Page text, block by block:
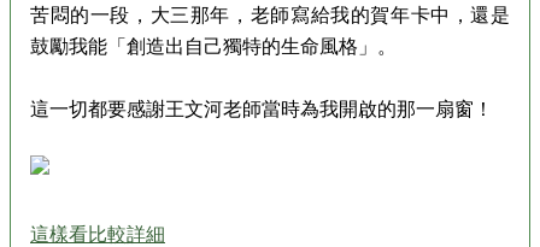
苦悶的一段，大三那年，老師寫給我的賀年卡中，還是
鼓勵我能「創造出自己獨特的生命風格」。
這一切都要感謝王文河老師當時為我開啟的那一扇窗！
這樣看比較詳細